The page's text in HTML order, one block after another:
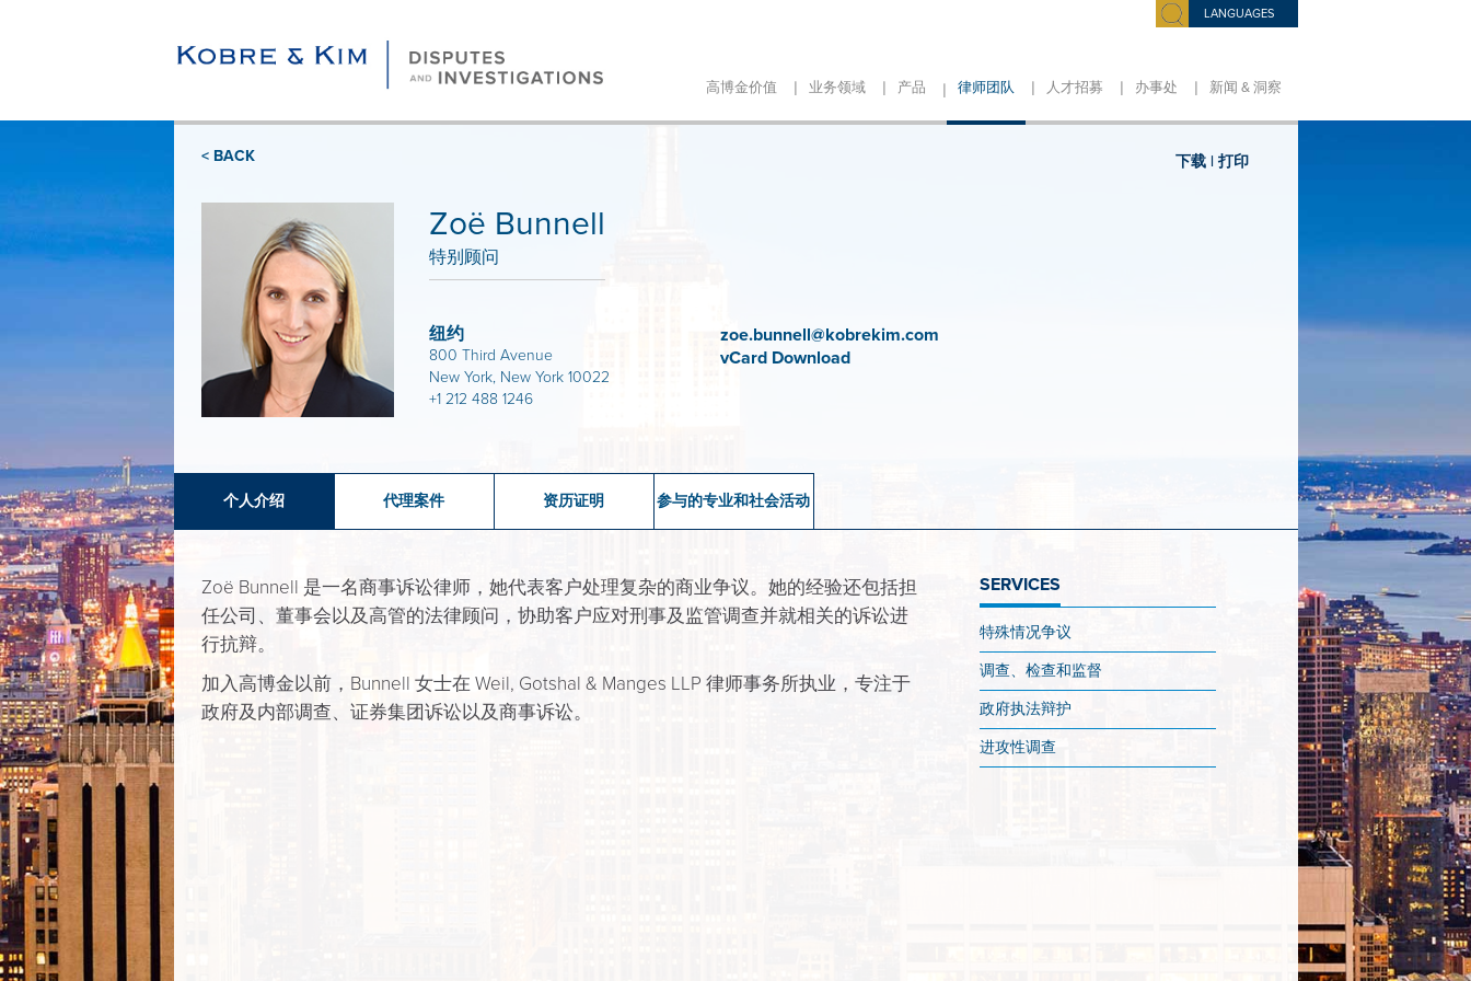
LANGUAGES
高博金价值 | 业务领域 | 产品 | 律师团队 | 人才招募 | 办事处 | 新闻 & 洞察
< BACK 打印
下载 |
Zoë Bunnell
特别顾问
纽约
800 Third Avenue
New York, New York 10022
+1 212 488 1246
zoe.bunnell@kobrekim.com
vCard Download
个人介绍 代理案件 资历证明 参与的专业和社会活动
Zoë Bunnell 是一名商事诉讼律师，她代表客户处理复杂的商业争议。她的经验还包括担
任公司、董事会以及高管的法律顾问，协助客户应对刑事及监管调查并就相关的诉讼进
行抗辩。
加入高博金以前，Bunnell 女士在 Weil, Gotshal & Manges LLP 律师事务所执业，专注于
政府及内部调查、证券集团诉讼以及商事诉讼。
SERVICES
特殊情况争议
调查、检查和监督
政府执法辩护
进攻性调查